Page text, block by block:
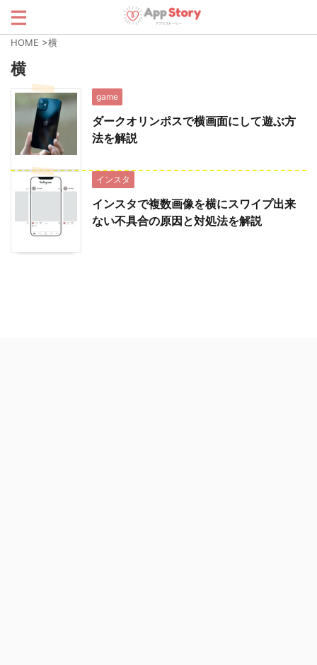
HOME >横
横
game
ダークオリンポスで横画面にして遊ぶ方
法を解説
インスタ
インスタで複数画像を横にスワイプ出来
ない不具合の原因と対処法を解説